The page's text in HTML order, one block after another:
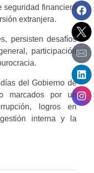
seguridad financiera
extranjera.
persisten desafíos
participación
del Gobierno de
marcados por un
logros en
interna y la